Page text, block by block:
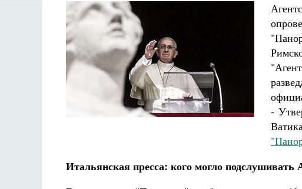
-
Итальянская пресса: кого могло